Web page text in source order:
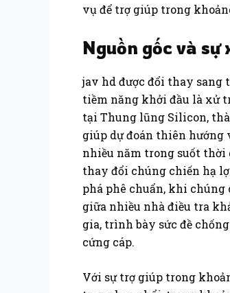
vụ để trợ giúp trong
Nguồn gốc và
jav hd được đổi thay sang
tiềm năng khởi đầu là xử
tại Thung lũng Silicon,
giúp dự đoán thiên hướng
nhiều năm trong suốt
thay đổi chúng chiến hạ
phá phê chuẩn, khi chúng
giữa nhiều nhà điều tra
gia, trình bày sức đề
cứng cáp.
Với sự trợ giúp trong